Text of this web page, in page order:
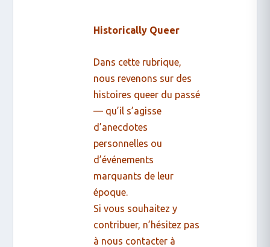
Historically Queer
Dans cette rubrique,
nous revenons sur des
histoires queer du passé
— qu’il s’agisse
d’anecdotes
personnelles ou
d’événements
marquants de leur
époque.
Si vous souhaitez y
contribuer, n’hésitez pas
à nous contacter à